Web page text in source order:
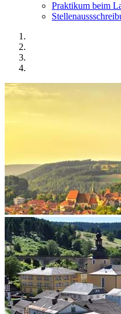
Praktikum beim